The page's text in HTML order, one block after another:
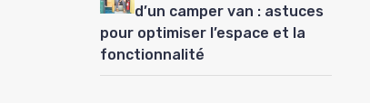
d’un camper van : astuces
pour optimiser l’espace et la
fonctionnalité